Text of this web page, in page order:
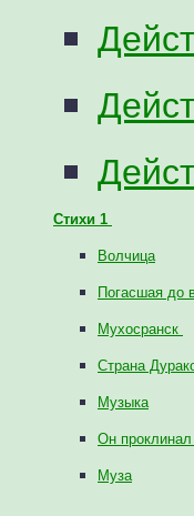
Стихи 1
Волчица
Погасшая до
Мухосранск
Страна
Музыка
Он
Муза